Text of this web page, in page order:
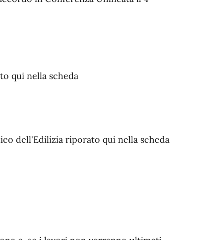
qui nella scheda
dell'Edilizia riporato qui nella scheda